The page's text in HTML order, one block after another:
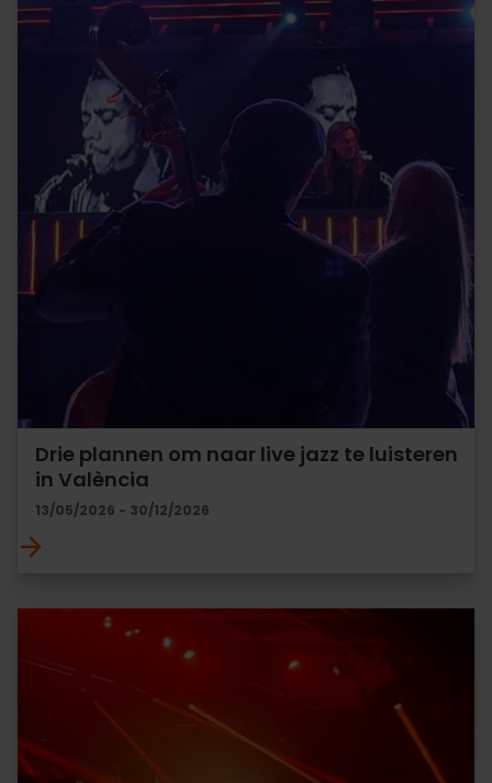
Drie plannen om naar live jazz te luisteren
in València
13/05/2026 - 30/12/2026